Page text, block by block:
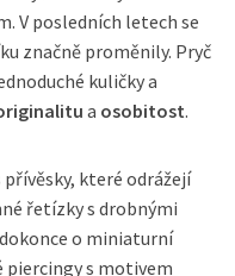
V posledních letech se
značně proměnily. Pryč
kuličky a
a osobitost.
které odrážejí
řetízky s drobnými
o miniaturní
piercingy s motivem